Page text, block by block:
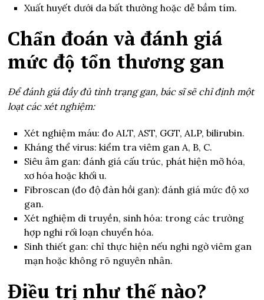
Xuất huyết dưới da bất thường hoặc dễ bầm tím.
Chẩn đoán và đánh giá
mức độ tổn thương gan
Để đánh giá đầy đủ tình trạng gan, bác sĩ sẽ chỉ định một
loạt các xét nghiệm:
Xét nghiệm máu: đo ALT, AST, GGT, ALP, bilirubin.
Kháng thể virus: kiểm tra viêm gan A, B, C.
Siêu âm gan: đánh giá cấu trúc, phát hiện mỡ hóa,
xơ hóa hoặc khối u.
Fibroscan (đo độ đàn hồi gan): đánh giá mức độ xơ
gan.
Xét nghiệm di truyền, sinh hóa: trong các trường
hợp nghi rối loạn chuyển hóa.
Sinh thiết gan: chỉ thực hiện nếu nghi ngờ viêm gan
mạn hoặc không rõ nguyên nhân.
Điều trị như thế nào?